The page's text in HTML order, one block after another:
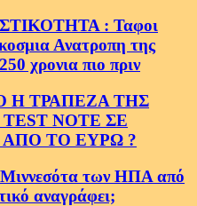
: Ταφοι
Ανατροπη της
χρονια πιο πριν
Η ΤΡΑΠΕΖΑ ΤΗΣ
NOTE ΣΕ
ΤΟ ΕΥΡΩ ?
των ΗΠΑ από
αναγράφει;